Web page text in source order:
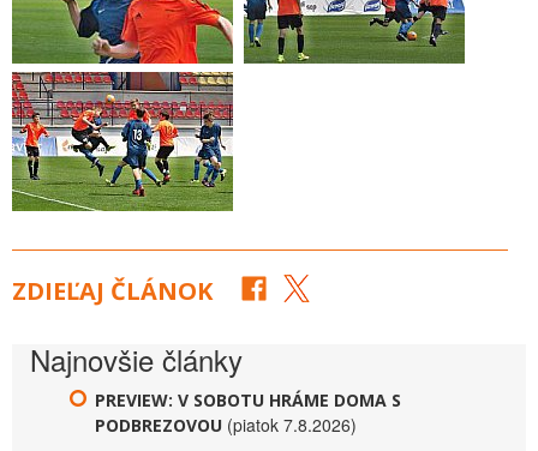
ZDIEĽAJ ČLÁNOK
Najnovšie články
PREVIEW: V SOBOTU HRÁME DOMA S
PODBREZOVOU (piatok 7.8.2026)